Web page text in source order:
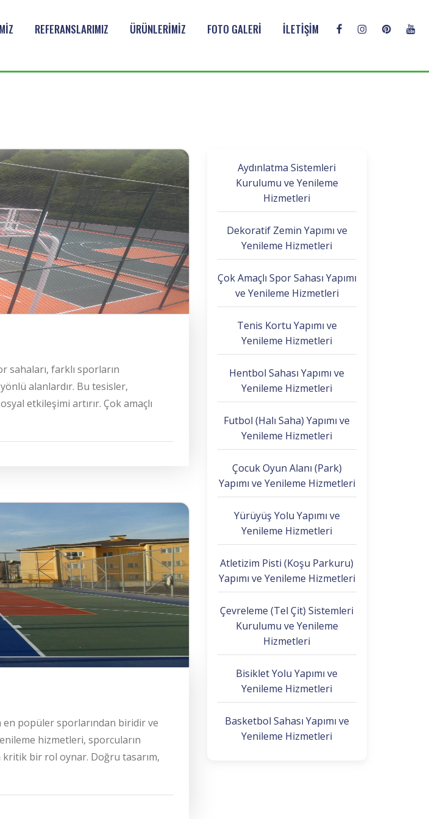
REFERANSLARIMIZ ÜRÜNLERİMİZ FOTO GALERİ İLETİŞİM
sahaları, farklı sporların
alanlardır. Bu tesisler,
etkileşimi artırır. Çok amaçlı
en popüler sporlarından biridir ve
hizmetleri, sporcuların
bir rol oynar. Doğru tasarım,
Aydınlatma Sistemleri
Kurulumu ve Yenileme
Hizmetleri
Dekoratif Zemin Yapımı ve
Yenileme Hizmetleri
Çok Amaçlı Spor Sahası Yapımı
ve Yenileme Hizmetleri
Tenis Kortu Yapımı ve
Yenileme Hizmetleri
Hentbol Sahası Yapımı ve
Yenileme Hizmetleri
Futbol (Halı Saha) Yapımı ve
Yenileme Hizmetleri
Çocuk Oyun Alanı (Park)
Yapımı ve Yenileme Hizmetleri
Yürüyüş Yolu Yapımı ve
Yenileme Hizmetleri
Atletizim Pisti (Koşu Parkuru)
Yapımı ve Yenileme Hizmetleri
Çevreleme (Tel Çit) Sistemleri
Kurulumu ve Yenileme
Hizmetleri
Bisiklet Yolu Yapımı ve
Yenileme Hizmetleri
Basketbol Sahası Yapımı ve
Yenileme Hizmetleri